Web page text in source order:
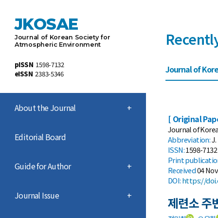
JKOSAE
Journal of Korean Society for
Atmospheric Environment
pISSN 1598-7132
eISSN 2383-5346
About the Journal +
Editorial Board
Guide for Author +
Journal Issue +
Journal of
[ Original
Journal of
Abbreviation:
ISSN:1598-
Print
Received04
DOI:https://
제련소 주